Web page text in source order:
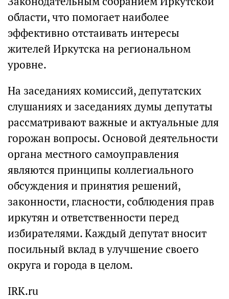
области, что помогает наиболее
эффективно отстаивать интересы
жителей Иркутска на региональном
уровне.
На заседаниях комиссий, депутатских
слушаниях и заседаниях думы депутаты
рассматривают важные и актуальные для
горожан вопросы. Основой деятельности
органа местного самоуправления
являются принципы коллегиального
обсуждения и принятия решений,
законности, гласности, соблюдения прав
иркутян и ответственности перед
избирателями. Каждый депутат вносит
посильный вклад в улучшение своего
округа и города в целом.
IRK.ru